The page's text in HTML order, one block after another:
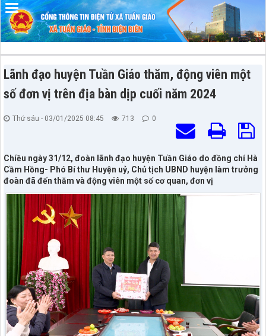
Lãnh đạo huyện Tuần Giáo thăm, động viên một
số đơn vị trên địa bàn dịp cuối năm 2024
Thứ sáu - 03/01/2025 08:45 713 0
Chiều ngày 31/12, đoàn lãnh đạo huyện Tuần Giáo do đồng chí Hà
Cầm Hồng- Phó Bí thư Huyện uỷ, Chủ tịch UBND huyện làm trưởng
đoàn đã đến thăm và động viên một số cơ quan, đơn vị
Đã kết nối EMC